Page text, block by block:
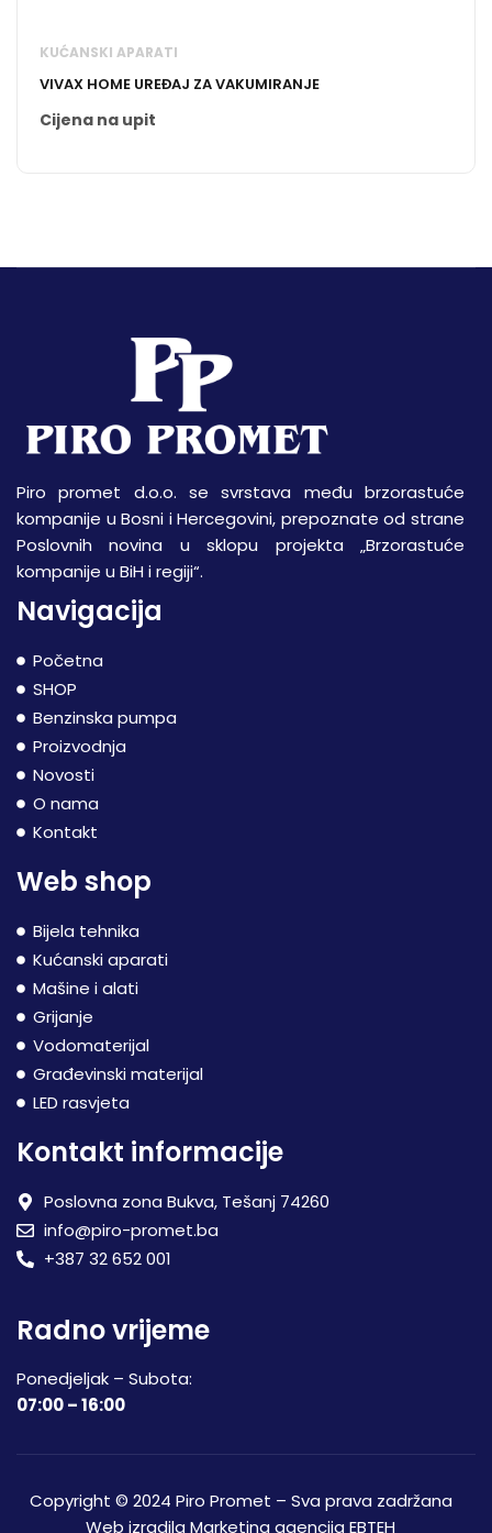
KUĆANSKI APARATI
VIVAX HOME UREĐAJ ZA VAKUMIRANJE
Cijena na upit
Piro promet d.o.o. se svrstava među brzorastuće
kompanije u Bosni i Hercegovini, prepoznate od strane
Poslovnih novina u sklopu projekta „Brzorastuće
kompanije u BiH i regiji“.
Navigacija
Početna
SHOP
Benzinska pumpa
Proizvodnja
Novosti
O nama
Kontakt
Web shop
Bijela tehnika
Kućanski aparati
Mašine i alati
Grijanje
Vodomaterijal
Građevinski materijal
LED rasvjeta
Kontakt informacije
Poslovna zona Bukva, Tešanj 74260
info@piro-promet.ba
+387 32 652 001
Radno vrijeme
Ponedjeljak – Subota:
07:00 – 16:00
Copyright © 2024 Piro Promet – Sva prava zadržana
Web izradila Marketing agencija EBTEH